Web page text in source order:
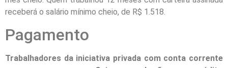
receberá o salário mínimo cheio, de R$ 1.518.
Pagamento
Trabalhadores da iniciativa privada com conta corrente